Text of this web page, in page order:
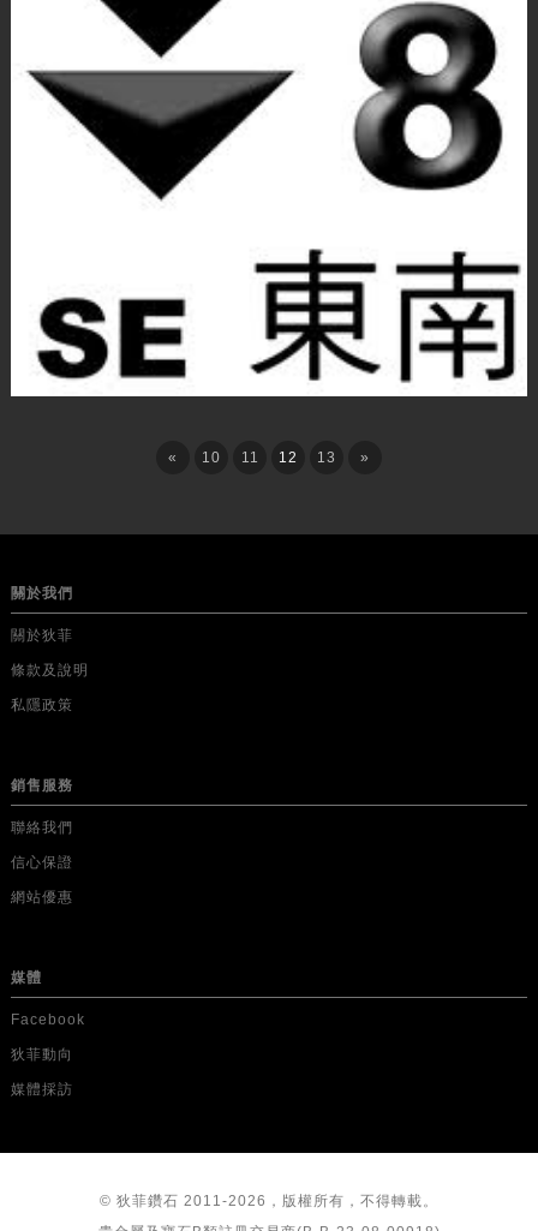
« 10 11 12 13 »
關於我們
關於狄菲
條款及說明
私隱政策
銷售服務
聯絡我們
信心保證
網站優惠
媒體
Facebook
狄菲動向
媒體採訪
© 狄菲鑽石 2011-2026，版權所有，不得轉載。